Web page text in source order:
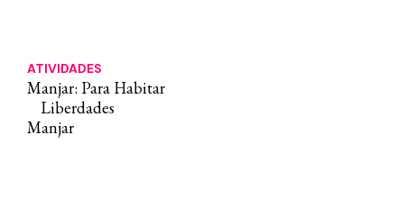
ATIVIDADES
Manjar: Para Habitar
Liberdades
Manjar